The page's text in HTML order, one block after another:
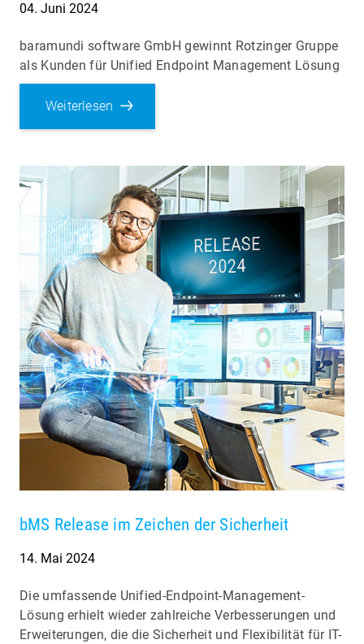
04. Juni 2024
baramundi software GmbH gewinnt Rotzinger Gruppe
als Kunden für Unified Endpoint Management Lösung
Weiterlesen
bMS Release im Zeichen der Sicherheit
14. Mai 2024
Die umfassende Unified-Endpoint-Management-
Lösung erhielt wieder zahlreiche Verbesserungen und
Erweiterungen, die die Sicherheit und Flexibilität für IT-